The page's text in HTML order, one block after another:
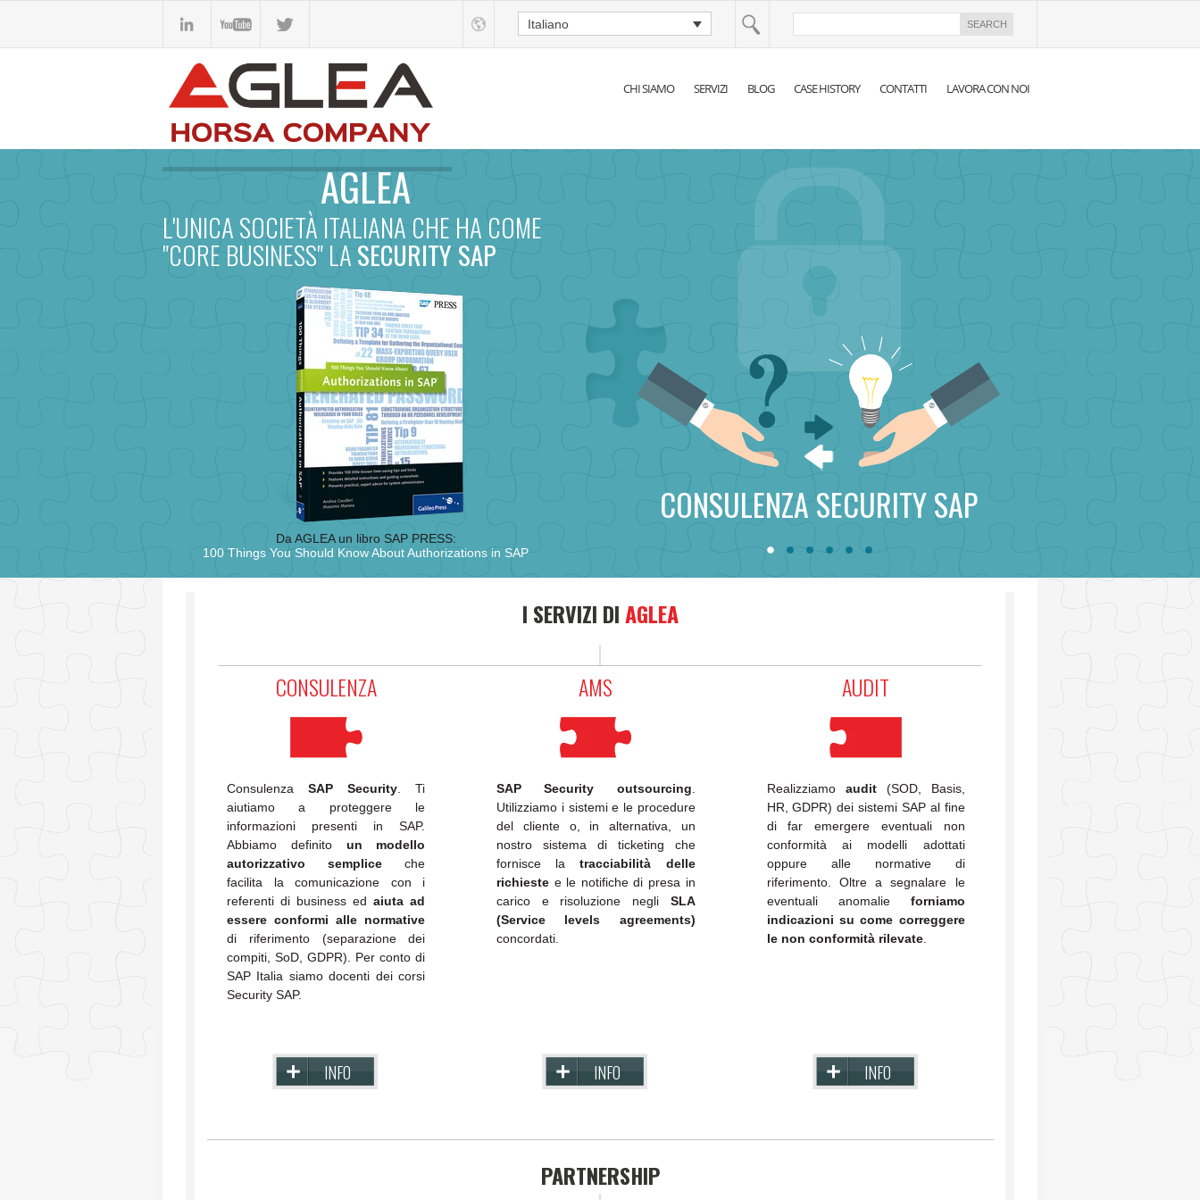
Italiano
CHI SIAMO SERVIZI BLOG CASE HISTORY CONTATTI LAVORA CON NOI
AGLEA
L'UNICA SOCIETÀ ITALIANA CHE HA COME
"CORE BUSINESS" LASECURITY SAP
Da AGLEA un libro SAP PRESS:
100 Things You Should Know About Authorizations in SAP
CONSULENZA SECURITY SAP
I SERVIZI DIAGLEA
CONSULENZA
ConsulenzaSAP Security. Ti
aiutiamo a proteggere le
informazioni presenti in SAP.
Abbiamo definito un modello
autorizzativo semplice che
facilita la comunicazione con i
referenti di business edaiuta ad
essere conformi alle normative
di riferimento (separazione dei
compiti, SoD, GDPR). Per conto di
SAP Italia siamo docenti dei corsi
Security SAP.
INFO
AMS
SAP Security outsourcing.
Utilizziamo i sistemi e le procedure
del cliente o, in alternativa, un
nostro sistema di ticketing che
fornisce latracciabilità delle
richieste e le notifiche di presa in
carico e risoluzione negli SLA
(Service levels agreements)
concordati.
INFO
AUDIT
Realizziamo audit(SOD, Basis,
HR, GDPR) dei sistemi SAP al fine
di far emergere eventuali non
conformità ai modelli adottati
oppure alle normative di
riferimento. Oltre a segnalare le
eventuali anomalie forniamo
indicazioni su come correggere
le non conformità rilevate.
INFO
PARTNERSHIP